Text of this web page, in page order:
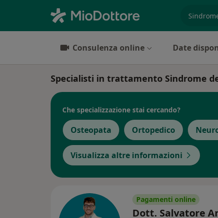
Consulenza online Date
Specialisti in trattamento Sindrome
Che specializzazione stai cercando?
Osteopata Ortopedico
Visualizza altre informazioni
Pagamenti online
Dott. Salvatore